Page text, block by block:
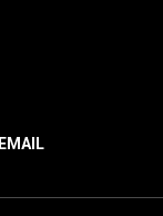
EMAIL